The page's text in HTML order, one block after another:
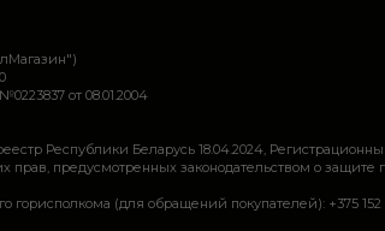
от 08.01.2004
Республики Беларусь 18.04.2024,
предусмотренных законодательством о защите
(для обращений покупателей): +375 152 62